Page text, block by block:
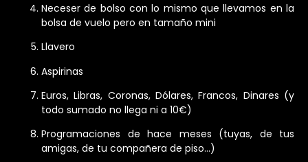
Neceser de bolso con lo mismo que llevamos en la
bolsa de vuelo pero en tamaño mini
Llavero
Aspirinas
Euros, Libras, Coronas, Dólares, Francos, Dinares (y
todo sumado no llega ni a 10€)
Programaciones de hace meses (tuyas, de tus
amigas, de tu compañera de piso…)